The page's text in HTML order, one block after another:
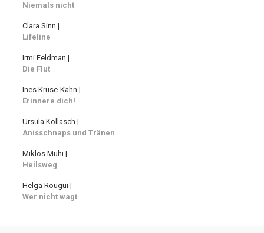
Niemals nicht
Clara Sinn |
Lifeline
Irmi Feldman |
Die Flut
Ines Kruse-Kahn |
Erinnere dich!
Ursula Kollasch |
Anisschnaps und Tränen
Miklos Muhi |
Heilsweg
Helga Rougui |
Wer nicht wagt